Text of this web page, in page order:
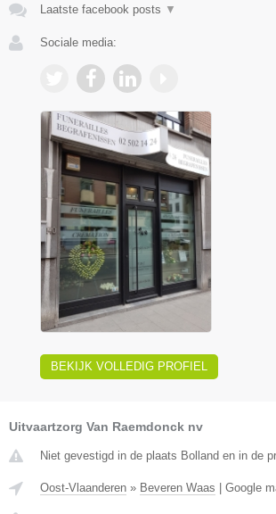
Laatste facebook posts ▼
Sociale media:
BEKIJK VOLLEDIG PROFIEL
Uitvaartzorg Van Raemdonck nv
Niet gevestigd in de plaats Bolland en in de
Oost-Vlaanderen » Beveren Waas Google